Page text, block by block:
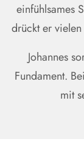
einfühlsames
drückt er
Johannes
Fundament.
mit